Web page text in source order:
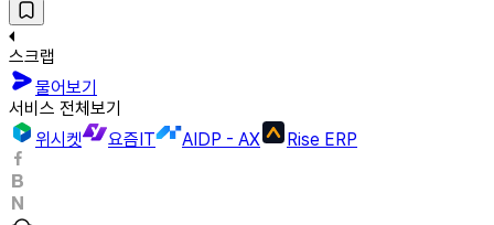
스크랩
물어보기
서비스 전체보기
위시켓
요즘IT AIDP - AX Rise ERP